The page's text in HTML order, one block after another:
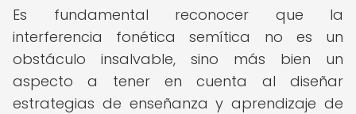
Es fundamental reconocer que la
interferencia fonética semítica no es un
obstáculo insalvable, sino más bien un
aspecto a tener en cuenta al diseñar
estrategias de enseñanza y aprendizaje de